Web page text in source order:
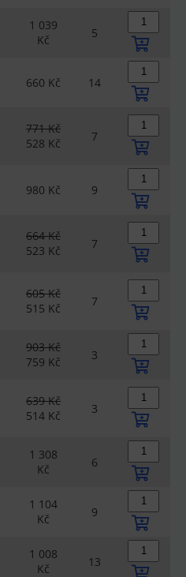
1 039
Kč
5
660 Kč 14
771 Kč
528 Kč
7
980 Kč 9
664 Kč
523 Kč
7
605 Kč
515 Kč
7
903 Kč
759 Kč
3
639 Kč
514 Kč
3
1 308
Kč
6
1 104
Kč
9
1 008
Kč
13